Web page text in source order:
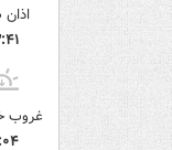
غروب